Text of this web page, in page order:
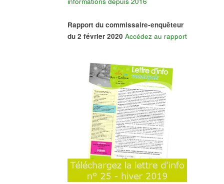
Rapport du commissaire-enquêteur
du 2 février 2020 Accédez au rapport